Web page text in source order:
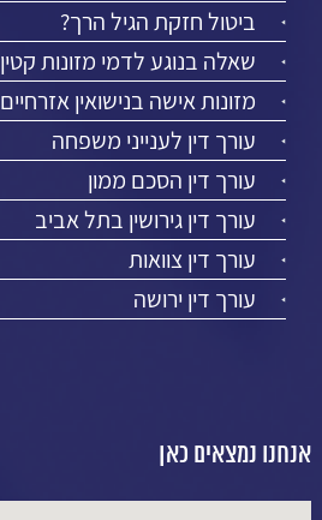
ביטול חזקת הגיל הרך?
שאלה בנוגע לדמי מזונות קטין
מזונות אישה בנישואין אזרחיים
עורך דין לענייני משפחה
עורך דין הסכם ממון
עורך דין גירושין בתל אביב
עורך דין צוואות
עורך דין ירושה
אנחנו נמצאים כאן